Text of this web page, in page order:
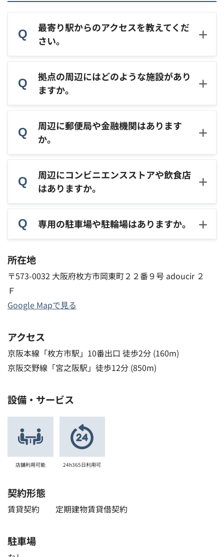
最寄り駅からのアクセスを教えてくだ
さい。
拠点の周辺にはどのような施設があり
ますか。
周辺に郵便局や金融機関はあります
か。
周辺にコンビニエンスストアや飲食店
はありますか。
専用の駐車場や駐輪場はありますか。
所在地
〒573-0032 大阪府枚方市岡東町２２番９号 adoucir ２
Ｆ
Google Mapで見る
アクセス
京阪本線「枚方市駅」10番出口 徒歩2分 (160m)
京阪交野線「宮之阪駅」徒歩12分 (850m)
設備・サービス
店舗利用可能 24h365日利用可
契約形態
賃貸契約 定期建物賃貸借契約
駐車場